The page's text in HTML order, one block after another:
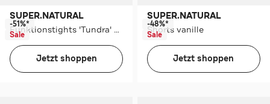
SUPER.NATURAL
Funktionstights 'Tundra' oliv
-51%*
Sale
Jetzt shoppen
SUPER.NATURAL
Shorts vanille
-48%*
Sale
Jetzt shoppen